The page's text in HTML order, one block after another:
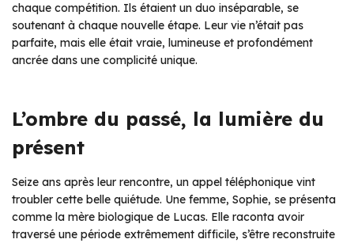
chaque compétition. Ils étaient un duo inséparable, se
soutenant à chaque nouvelle étape. Leur vie n’était pas
parfaite, mais elle était vraie, lumineuse et profondément
ancrée dans une complicité unique.
L’ombre du passé, la lumière du
présent
Seize ans après leur rencontre, un appel téléphonique vint
troubler cette belle quiétude. Une femme, Sophie, se présenta
comme la mère biologique de Lucas. Elle raconta avoir
traversé une période extrêmement difficile, s’être reconstruite